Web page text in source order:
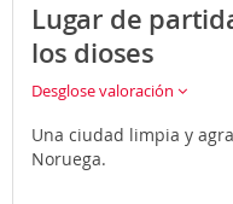
Lugar de
los dioses
Desglose valoración
Una ciudad limpia y
Noruega.